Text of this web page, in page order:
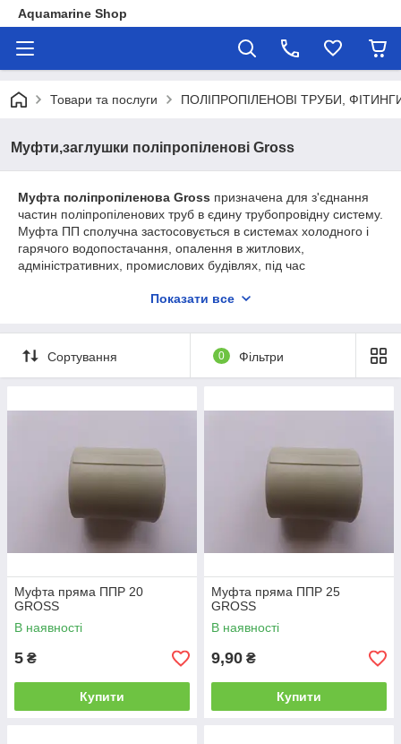
Aquamarine Shop
Товари та послуги ПОЛІПРОПІЛЕНОВІ ТРУБИ,
Муфти,заглушки поліпропіленові Gross
Муфта поліпропіленова Gross призначена для з'єднання
частин поліпропіленових труб в єдину трубопровідну систему.
Муфта ПП сполучна застосовується в системах холодного і
гарячого водопостачання, опалення в житлових,
адміністративних, промислових будівлях, під час
транспортують речовини до яких поліпропілен хімічно
обладнанні, і володіє високою якістю виконання. Дана муфта
є універсальною деталлю і підходить для зварювання всіх
зварювання як і у всіх поліпропіленових фітингів, є розтрубні.
обривків поліпропіленової труби наглухо.
Придбати поліпропіленові муфти,заглушки і весь фітинг в
цілому можна в нашому інтернет магазині Aquamarine shop.
Показати все
Сортування 0 Фільтри
Муфта пряма ППР 20
GROSS
В наявності
5 ₴
Купити
Муфта пряма ППР 25
GROSS
В наявності
9,90 ₴
Купити